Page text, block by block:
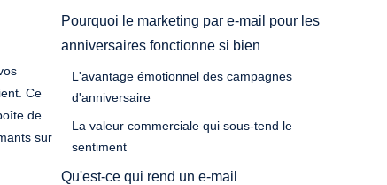
Ce
de
sur
Pourquoi le marketing par e-mail pour les
anniversaires fonctionne si bien
L'avantage émotionnel des campagnes
d'anniversaire
La valeur commerciale qui sous-tend le
sentiment
Qu'est-ce qui rend un e-mail